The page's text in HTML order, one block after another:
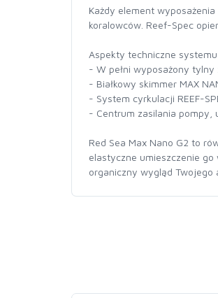
Każdy element
koralowców. Reef-Spec
Aspekty techniczne
- W pełni wyposażony tylny
- Białkowy skimmer MAX
- System cyrkulacji REEF-
- Centrum zasilania pompy,
Red Sea Max Nano G2 to
elastyczne umieszczenie
organiczny wygląd Twojego